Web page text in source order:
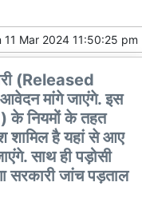
11 Mar 2024 11:50:25 pm
(Released
मांगे जाएंगे. इस
के नियमों के तहत
शामिल है यहां से आए
साथ ही पड़ोसी
सरकारी जांच पड़ताल